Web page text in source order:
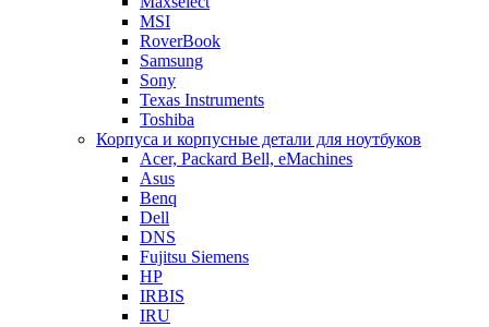
MSI
RoverBook
Samsung
Sony
Texas Instruments
Toshiba
Корпуса и корпусные детали для ноутбуков
Acer, Packard Bell, eMachines
Asus
Benq
Dell
DNS
Fujitsu Siemens
HP
IRBIS
IRU